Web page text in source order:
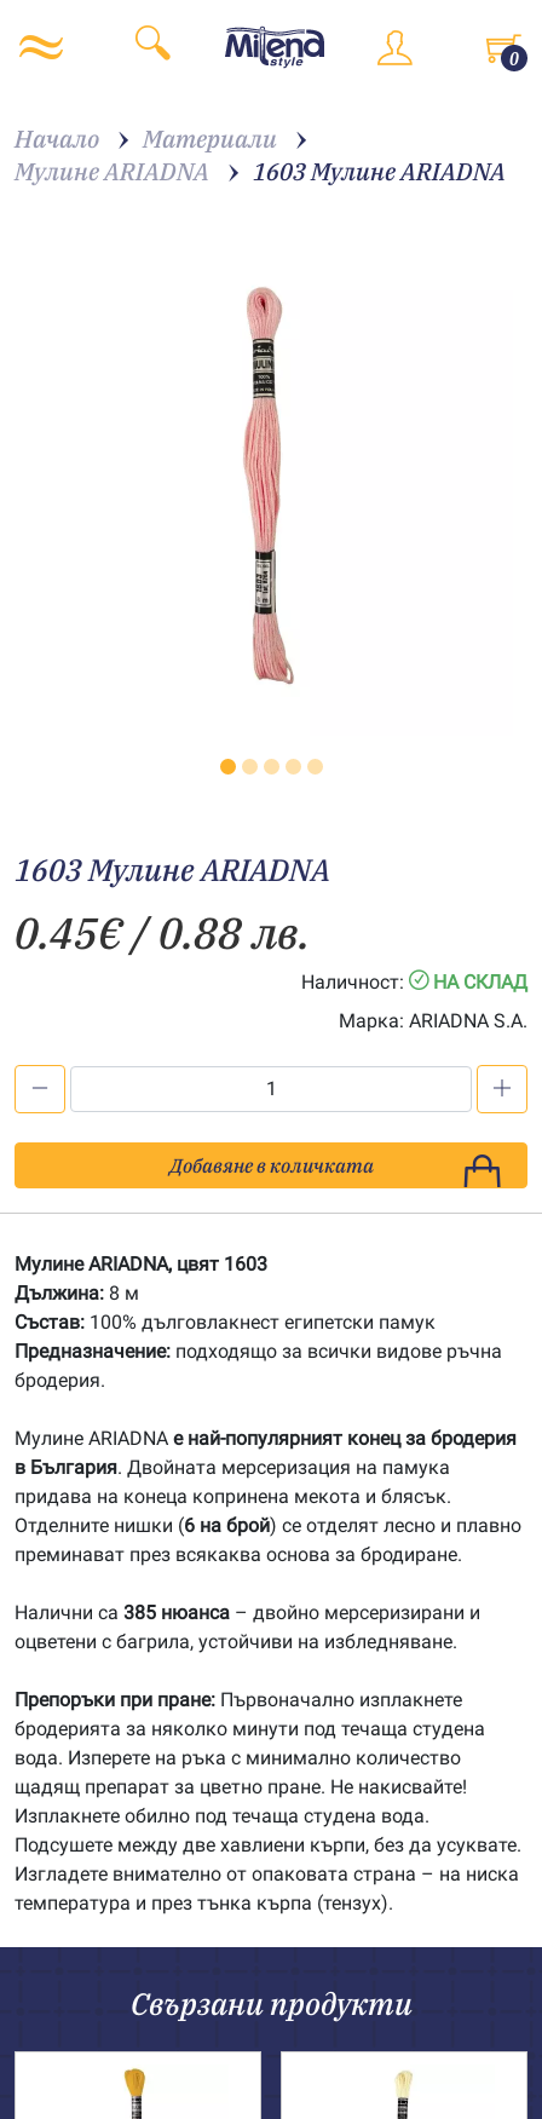
0
Начало
Материали
Мулине ARIADNA
1603 Мулине АRIADNA
1603 Мулине АRIADNA
0.45€/ 0.88 лв.
Наличност:
НА СКЛАД
Марка: ARIADNA S.A.
Мулине
АRIADNA
Добавяне в количката
Мулине ARIADNA, цвят 1603
Дължина: 8 м
Състав: 100% дълговлакнест египетски памук
Предназначение: подходящо за всички видове ръчна
бродерия.
Мулине ARIADNA е най-популярният конец за бродерия
в България. Двойната мерсеризация на памука
придава на конеца копринена мекота и блясък.
Отделните нишки (6 на брой) се отделят лесно и плавно
преминават през всякаква основа за бродиране.
Налични са 385 нюанса – двойно мерсеризирани и
оцветени с багрила, устойчиви на избледняване.
Препоръки при пране: Първоначално изплакнете
бродерията за няколко минути под течаща студена
вода. Изперете на ръка с минимално количество
щадящ препарат за цветно пране. Не накисвайте!
Изплакнете обилно под течаща студена вода.
Подсушете между две хавлиени кърпи, без да усуквате.
Изгладете внимателно от опаковата страна – на ниска
температура и през тънка кърпа (тензух).
Свързани продукти